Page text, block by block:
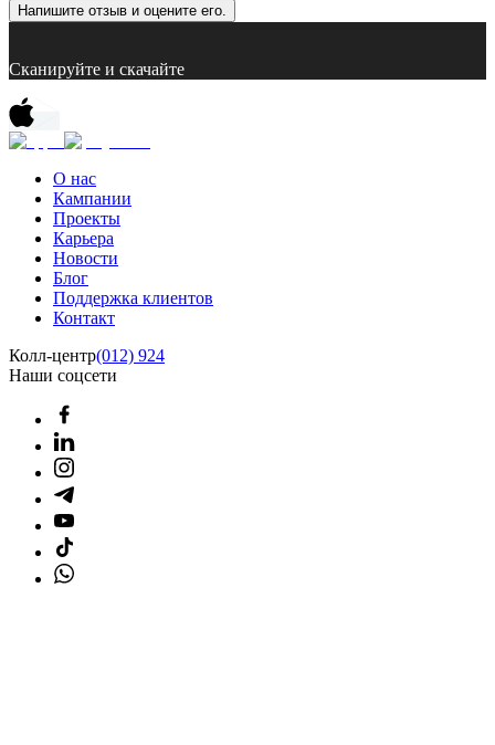
Напишите отзыв и оцените его.
Сканируйте и скачайте
О нас
Кампании
Проекты
Карьера
Новости
Блог
Поддержка клиентов
Контакт
Колл-центр(012) 924
Наши соцсети